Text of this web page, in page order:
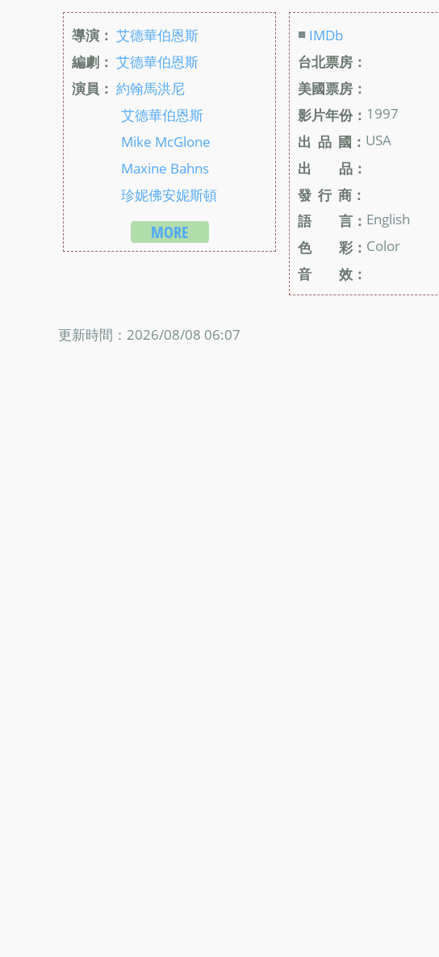
導演： 艾德華伯恩斯
編劇： 艾德華伯恩斯
演員： 約翰馬洪尼
艾德華伯恩斯
Mike McGlone
Maxine Bahns
珍妮佛安妮斯頓
MORE
■ IMDb
台北票房：
美國票房：
影片年份： 1997
出 品 國： USA
出 品：
發 行 商：
語 言： English
色 彩： Color
音 效：
更新時間：2026/08/08 06:07